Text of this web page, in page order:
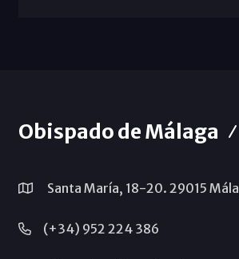
Obispado de Málaga
Santa María, 18-20. 29015
(+34) 952 224 386